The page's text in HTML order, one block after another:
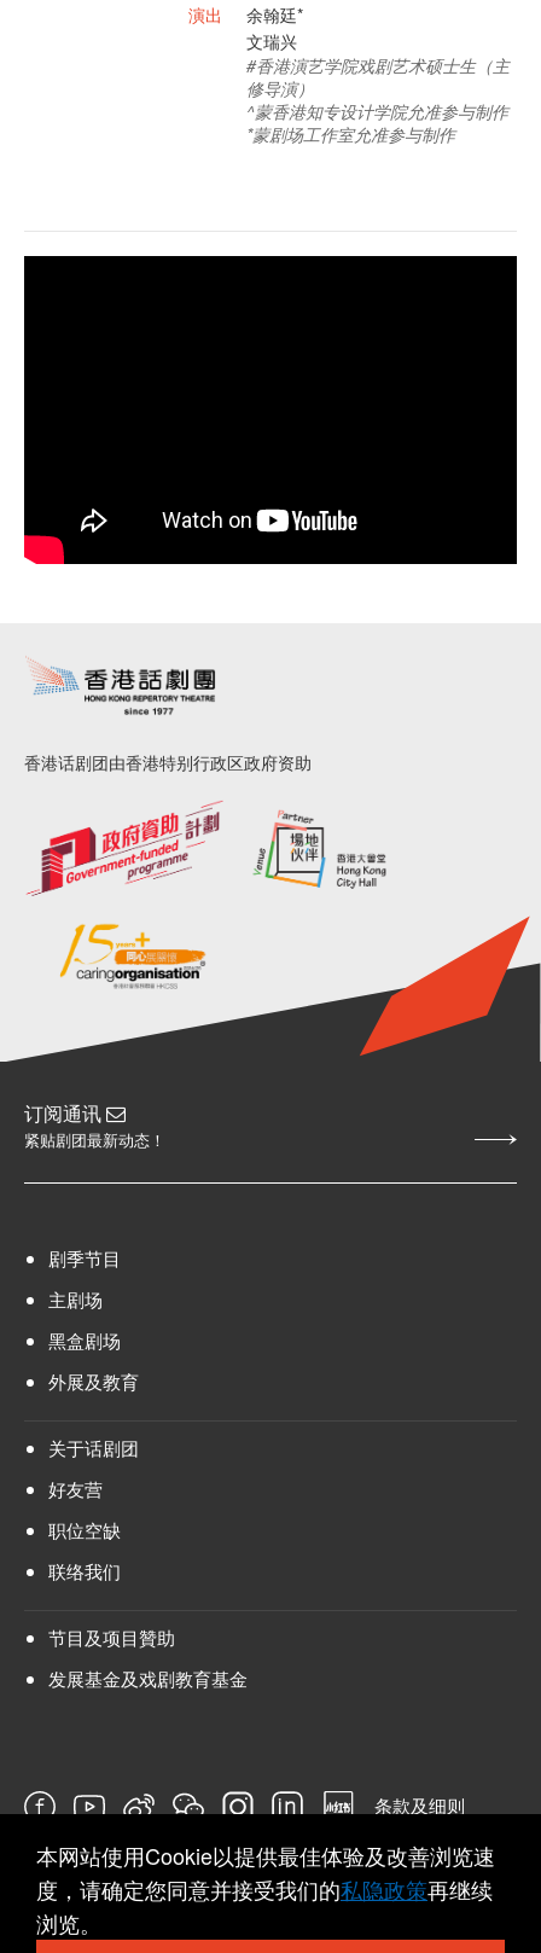
演出
余翰廷*
文瑞兴
#香港演艺学院戏剧艺术硕士生（主
修导演）
^蒙香港知专设计学院允准参与制作
*蒙剧场工作室允准参与制作
香港话剧团由香港特别行政区政府资助
订阅通讯
紧贴剧团最新动态！
剧季节目
主剧场
黑盒剧场
外展及教育
关于话剧团
好友营
职位空缺
联络我们
节目及项目贊助
发展基金及戏剧教育基金
条款及细则
问卷
本网站使用Cookie以提供最佳体验及改善浏览速
度，请确定您同意并接受我们的私隐政策再继续
浏览。